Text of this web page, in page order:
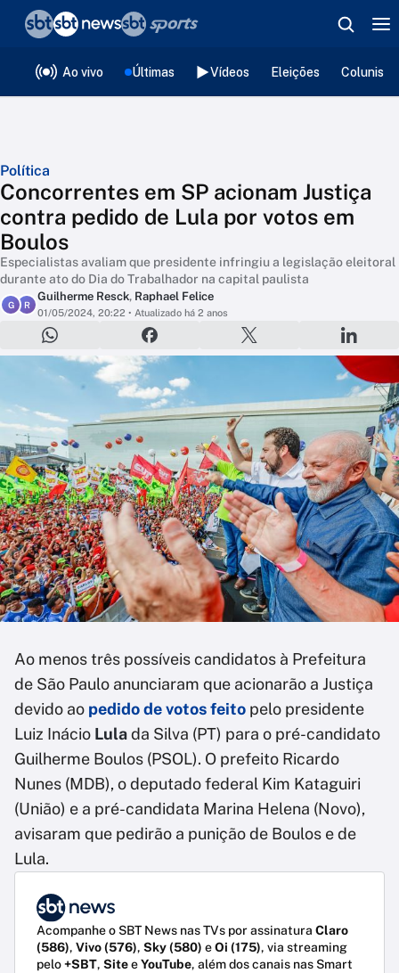
Ao vivo Últimas Vídeos Eleições
Política
Concorrentes em SP acionam Justiça
contra pedido de Lula por votos em
Boulos
Especialistas avaliam que presidente infringiu a legislação eleitoral
durante ato do Dia do Trabalhador na capital paulista
G R
Guilherme Resck, Raphael Felice
01/05/2024, 20:22 • Atualizado há 2 anos
Ao menos três possíveis candidatos à Prefeitura
de São Paulo anunciaram que acionarão a Justiça
devido ao pedido de votos feito pelo presidente
Luiz Inácio Lulada Silva (PT) para o pré-candidato
Guilherme Boulos (PSOL). O prefeito Ricardo
Nunes (MDB), o deputado federal Kim Kataguiri
(União) e a pré-candidata Marina Helena (Novo),
avisaram que pedirão a punição de Boulos e de
Lula.
Acompanhe o SBT News nas TVs por assinatura Claro
(586), Vivo (576), Sky (580) eOi (175), via streaming
pelo+SBT, SiteeYouTube, além dos canais nas Smart
❮voltar
Editorias